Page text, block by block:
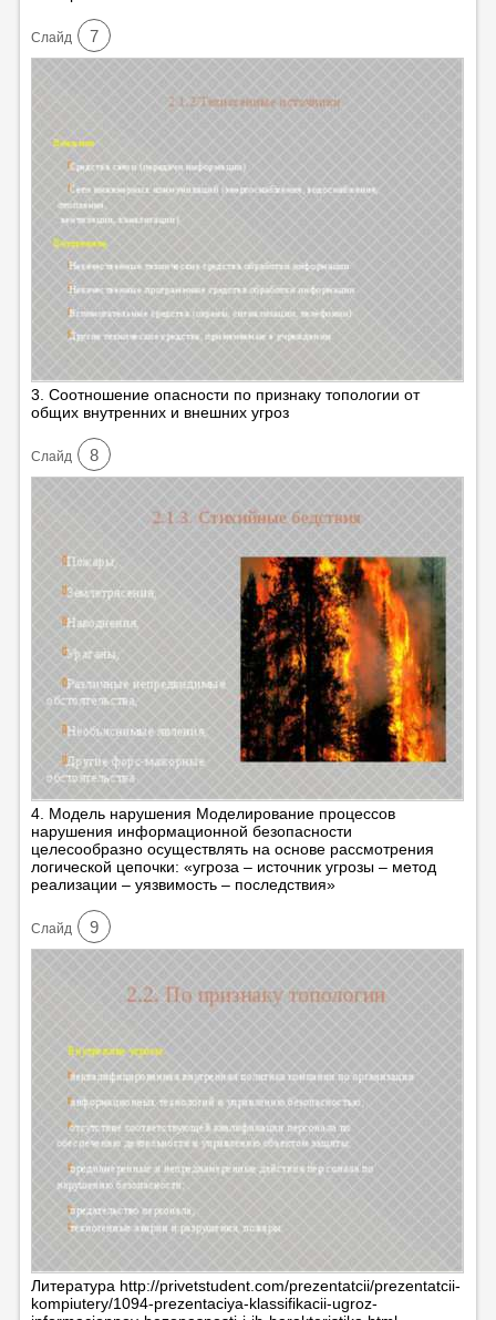
Cлайд 7
3. Соотношение опасности по признаку топологии от
общих внутренних и внешних угроз
Cлайд 8
4. Модель нарушения Моделирование процессов
нарушения информационной безопасности
целесообразно осуществлять на основе рассмотрения
логической цепочки: «угроза – источник угрозы – метод
реализации – уязвимость – последствия»
Cлайд 9
Литература http://privetstudent.com/prezentatcii/prezentatcii-
kompiutery/1094-prezentaciya-klassifikacii-ugroz-